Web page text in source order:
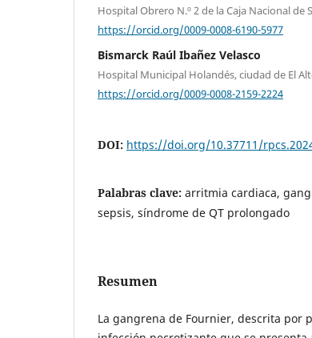
Hospital Obrero N.º 2 de la Caja Nacional de
https://orcid.org/0009-0008-6190-5977
Bismarck Raúl Ibañez Velasco
Hospital Municipal Holandés, ciudad de El
https://orcid.org/0009-0008-2159-2224
DOI: https://doi.org/10.37711/
Palabras clave: arritmia cardiaca,
sepsis, síndrome de QT prolongado
Resumen
La gangrena de Fournier, descrita por